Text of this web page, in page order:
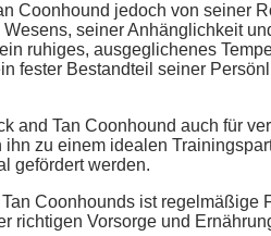
Coonhound jedoch von
seiner Anhänglichkeit
ruhiges, ausgeglichenes
fester Bestandteil seiner
and Tan Coonhound auch für
zu einem idealen
gefördert werden.
Coonhounds ist
richtigen Vorsorge und